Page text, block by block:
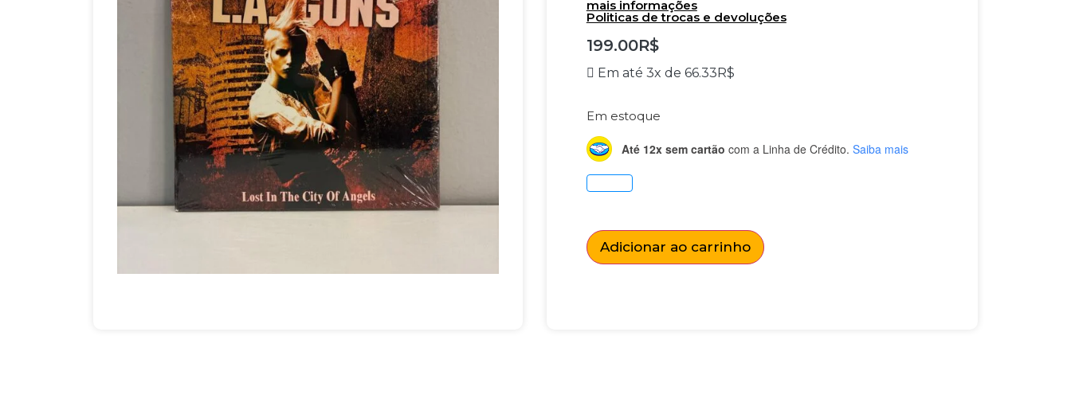
mais informações
Politicas de trocas e devoluções
199.00R$
Em até 3x de 66.33 R$
Em estoque
Até 12x sem cartão com a Linha de Crédito. Saiba mais
Adicionar ao carrinho